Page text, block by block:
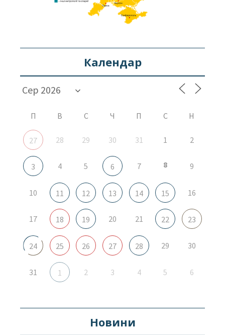
Календар
П В С Ч П С Н
27 28 29 30 31 1 2
3 4 5 6 7 8 9
10 11 12 13 14 15 16
17 18 19 20 21 22 23
24 25 26 27 28 29 30
31 1 2 3 4 5 6
Новини